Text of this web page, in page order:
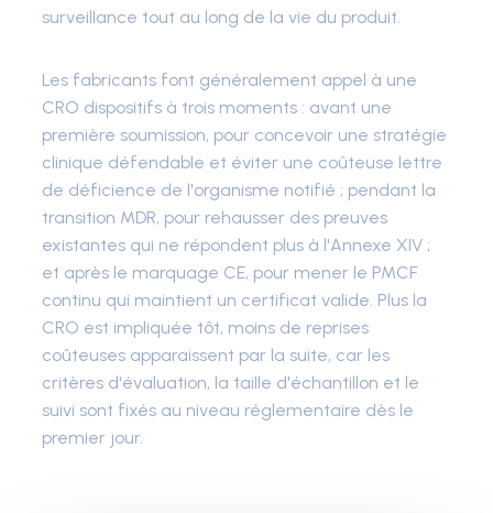
surveillance tout au long de la vie du produit.
Les fabricants font généralement appel à une
CRO dispositifs à trois moments : avant une
première soumission, pour concevoir une stratégie
clinique défendable et éviter une coûteuse lettre
de déficience de l'organisme notifié ; pendant la
transition MDR, pour rehausser des preuves
existantes qui ne répondent plus à l'Annexe XIV ;
et après le marquage CE, pour mener le PMCF
continu qui maintient un certificat valide. Plus la
CRO est impliquée tôt, moins de reprises
coûteuses apparaissent par la suite, car les
critères d'évaluation, la taille d'échantillon et le
suivi sont fixés au niveau réglementaire dès le
premier jour.